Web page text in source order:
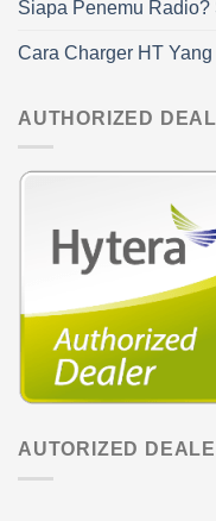
Siapa Penemu
Cara Charger HT
AUTHORIZED
AUTORIZED